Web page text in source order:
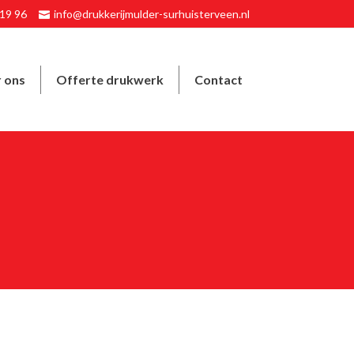
19 96 info@drukkerijmulder-surhuisterveen.nl
ons Offerte drukwerk Contact